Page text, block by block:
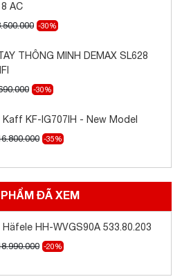
AC
-30%
THÔNG MINH DEMAX SL628
-30%
KF-IG707IH - New Model
-35%
ĐÃ XEM
Häfele HH-WVGS90A 533.80.203
-20%